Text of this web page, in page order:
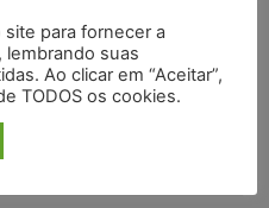
para fornecer a
lembrando suas
Ao clicar em “Aceitar”,
TODOS os cookies.